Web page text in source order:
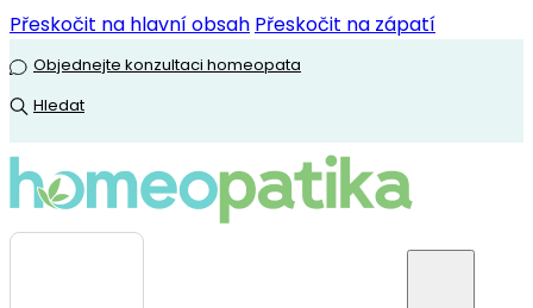
Přeskočit na hlavní obsah Přeskočit na zápatí
Objednejte konzultaci homeopata
Hledat